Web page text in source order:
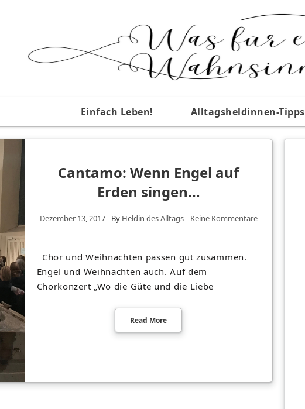
Einfach Leben! Alltagsheldinnen-Tipps
Cantamo: Wenn Engel auf
Erden singen…
Dezember 13, 2017 By Heldin des Alltags Keine Kommentare
Chor und Weihnachten passen gut zusammen.
Engel und Weihnachten auch. Auf dem
Chorkonzert „Wo die Güte und die Liebe
Read More